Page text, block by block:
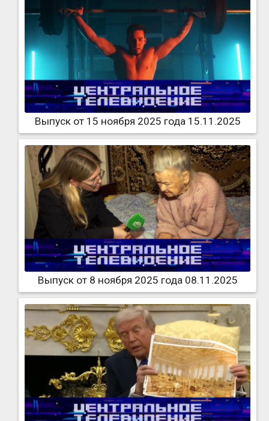
Выпуск от 15 ноября 2025 года 15.11.2025
Выпуск от 8 ноября 2025 года 08.11.2025